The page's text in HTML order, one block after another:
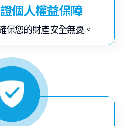
個人權益保障
保您的財產安全無憂。